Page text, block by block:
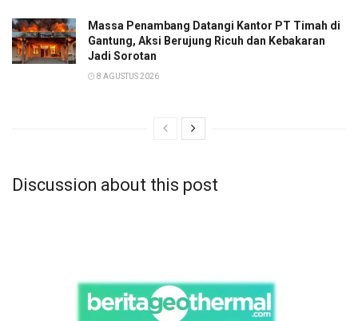
Massa Penambang Datangi Kantor PT Timah di
Gantung, Aksi Berujung Ricuh dan Kebakaran
Jadi Sorotan
8 AGUSTUS 2026
Discussion about this post